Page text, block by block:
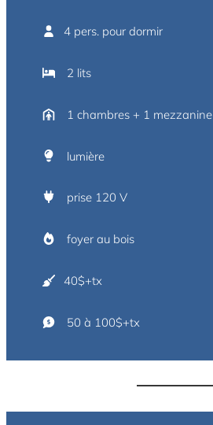
4 pers. pour dormir
2 lits
1 chambres + 1 mezzanine
lumière
prise 120 V
foyer au bois
40$+tx
50 à 100$+tx